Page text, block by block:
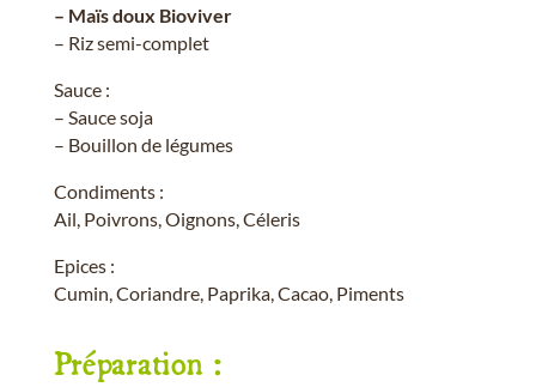
– Maïs doux Bioviver
– Riz semi-complet
Sauce :
– Sauce soja
– Bouillon de légumes
Condiments :
Ail, Poivrons, Oignons, Céleris
Epices :
Cumin, Coriandre, Paprika, Cacao, Piments
Préparation :